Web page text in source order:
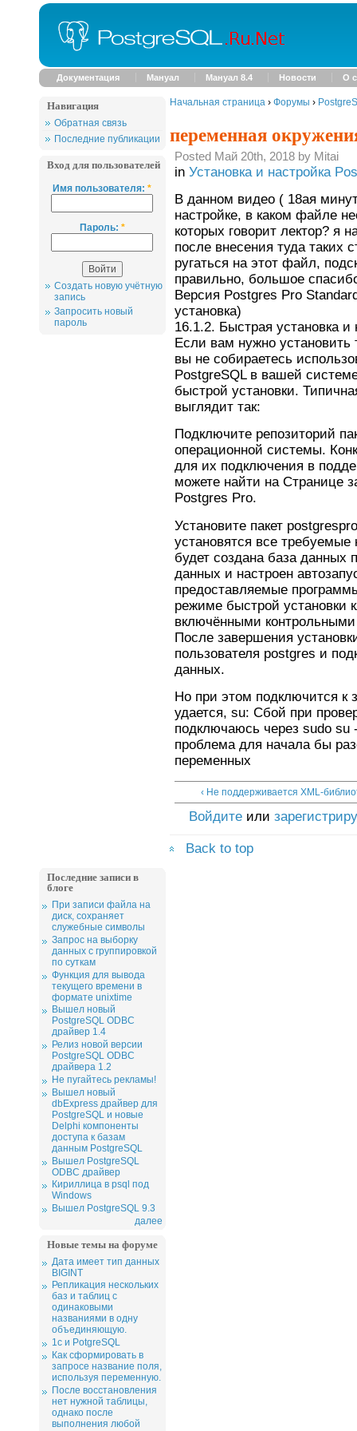
Документация Мануал Мануал 8.4 Новости О
Навигация
Обратная связь
Последние публикации
Вход для пользователей
Имя пользователя:*
Пароль: *
Создать новую учётную
запись
Запросить новый
пароль
Начальная страница› Форумы ›
переменная
Posted Май 20th, 2018 by Mitai
in Установка и настройка
В данном видео ( 18ая
настройке, в каком файле
которых говорит лектор?
после внесения туда таких
ругаться на этот файл,
правильно, большое
Версия Postgres Pro
установка)
16.1.2. Быстрая установка и
Если вам нужно установить
вы не собираетесь
PostgreSQL в вашей
быстрой установки.
выглядит так:
Подключите репозиторий
операционной системы.
для их подключения в
можете найти на Странице
Postgres Pro.
Установите пакет
установятся все
будет создана база
данных и настроен
предоставляемые
режиме быстрой установки
включёнными
После завершения
пользователя postgres и
данных.
Но при этом подключится к
удается, su: Сбой при
подключаюсь через sudo su
проблема для начала бы
переменных
‹ Не поддерживается XML-
Войдитеили
Back to top
Последние записи в
блоге
При записи файла на
диск, сохраняет
служебные символы
Запрос на выборку
данных с группировкой
по суткам
Функция для вывода
текущего времени в
формате unixtime
Вышел новый
PostgreSQL ODBC
драйвер 1.4
Релиз новой версии
PostgreSQL ODBC
драйвера 1.2
Не пугайтесь рекламы!
Вышел новый
dbExpress драйвер для
PostgreSQL и новые
Delphi компоненты
доступа к базам
данным PostgreSQL
Вышел PostgreSQL
ODBC драйвер
Кириллица в psql под
Windows
Вышел PostgreSQL 9.3
далее
Новые темы на форуме
Дата имеет тип данных
BIGINT
Репликация нескольких
баз и таблиц с
одинаковыми
названиями в одну
объединяющую.
1c и PotgreSQL
Как сформировать в
запросе название поля,
используя переменную.
После восстановления
нет нужной таблицы,
однако после
выполнения любой